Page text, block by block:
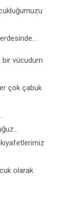
bir vücudum
çok çabuk
olarak